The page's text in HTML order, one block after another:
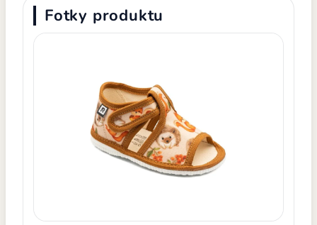
Fotky produktu